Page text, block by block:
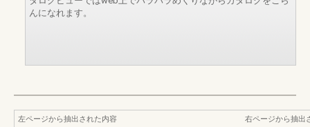
んになれます。
左ページから抽出された内容
右ページから抽出